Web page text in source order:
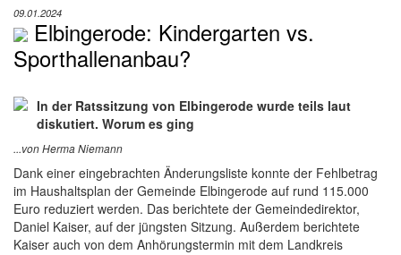
09.01.2024
Elbingerode: Kindergarten vs.
Sporthallenanbau?
In der Ratssitzung von Elbingerode wurde teils laut
diskutiert. Worum es ging
...von Herma Niemann
Dank einer eingebrachten Änderungsliste konnte der Fehlbetrag
im Haushaltsplan der Gemeinde Elbingerode auf rund 115.000
Euro reduziert werden. Das berichtete der Gemeindedirektor,
Daniel Kaiser, auf der jüngsten Sitzung. Außerdem berichtete
Kaiser auch von dem Anhörungstermin mit dem Landkreis